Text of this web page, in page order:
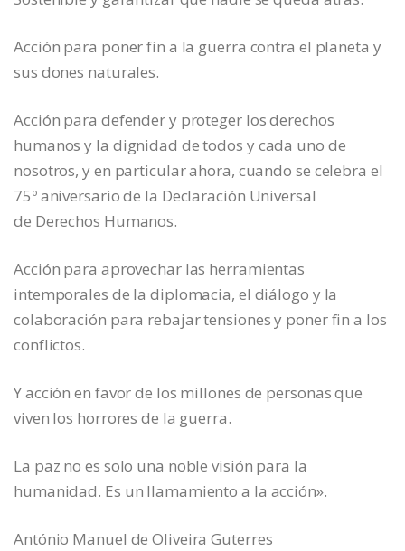
Acción para poner fin a la guerra contra el planeta y
sus dones naturales.
Acción para defender y proteger los derechos
humanos y la dignidad de todos y cada uno de
nosotros, y en particular ahora, cuando se celebra el
75º aniversario de la Declaración Universal
de Derechos Humanos.
Acción para aprovechar las herramientas
intemporales de la diplomacia, el diálogo y la
colaboración para rebajar tensiones y poner fin a los
conflictos.
Y acción en favor de los millones de personas que
viven los horrores de la guerra.
La paz no es solo una noble visión para la
humanidad. Es un llamamiento a la acción».
António Manuel de Oliveira Guterres